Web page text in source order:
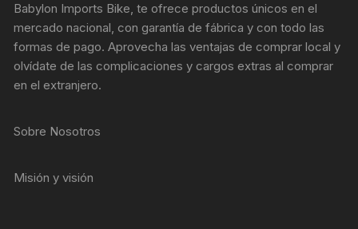
Babylon Imports Bike, te ofrece productos únicos en el
mercado nacional, con garantía de fábrica y con todo las
formas de pago. Aprovecha las ventajas de comprar local y
olvídate de las complicaciones y cargos extras al comprar
en el extranjero.
Sobre Nosotros
Misión y visión